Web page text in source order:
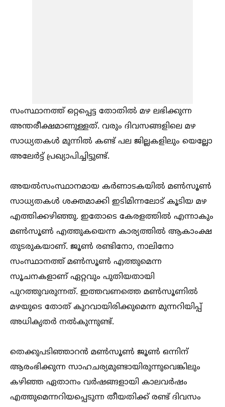
സംസ്ഥാനത്ത് ഒറ്റപ്പെട്ട തോതില്‍ മഴ ലഭിക്കുന്ന
അന്തരീക്ഷമാണുള്ളത്. വരും ദിവസങ്ങളിലെ മഴ
സാധ്യതകള്‍ മുന്നില്‍ കണ്ട് പല ജില്ലകളിലും യെല്ലോ
അലേർട്ട് പ്രഖ്യാപിച്ചിട്ടുണ്ട്.
അയല്‍സംസ്ഥാനമായ കർണാടകയില്‍ മണ്‍സൂണ്‍
സാധ്യതകള്‍ ശക്തമാക്കി ഇടിമിന്നലോട് കൂടിയ മഴ
എത്തിക്കഴിഞ്ഞു. ഇതോടെ കേരളത്തില്‍ എന്നാകും
മണ്‍സൂണ്‍ എത്തുകയെന്ന കാര്യത്തില്‍ ആകാംക്ഷ
തുടരുകയാണ്. ജൂണ്‍ രണ്ടിനോ, നാലിനോ
സംസ്ഥാനത്ത് മണ്‍സൂണ്‍ എത്തുമെന്ന
സൂചനകളാണ് ഏറ്റവും പുതിയതായി
പുറത്തുവരുന്നത്. ഇത്തവണത്തെ മണ്‍സൂണില്‍
മഴയുടെ തോത് കുറവായിരിക്കുമെന്ന മുന്നറിയിപ്പ്
അധികൃതർ നല്‍കുന്നുണ്ട്.
തെക്കുപടിഞ്ഞാറൻ മണ്‍സൂണ്‍ ജൂണ്‍ ഒന്നിന്
ആരംഭിക്കുന്ന സാഹചര്യമുണ്ടായിരുന്നുവെങ്കിലും
കഴിഞ്ഞ ഏതാനം വർഷങ്ങളായി കാലവർഷം
എത്തുമെന്നറിയപ്പെടുന്ന തീയതിക്ക് രണ്ട് ദിവസം